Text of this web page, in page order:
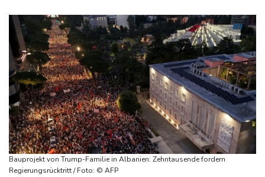
Bericht: Trotz Sanierung nur jeder vierte Zug zwischen Hamburg
und Berlin pünktlich
FC Bayern: Kompany setzt auf Musiala
Waldbrände in Kanada: Notstand in Provinz British Columbia
ausgerufen
Verdacht auf illegales Rennen: Zwei Tote nach Motorrad-Unfall
in Köln
Im EM-Becken: Berkhahn sieht "nicht viele Medaillenchancen"
Waldbrand in Kanada: Notstand in British Columbia ausgerufen -
20.000 Menschen evakuiert
Bauprojekt von Trump-Familie in Albanien: Zehntausende fordern
Regierungsrücktritt / Foto: © AFP